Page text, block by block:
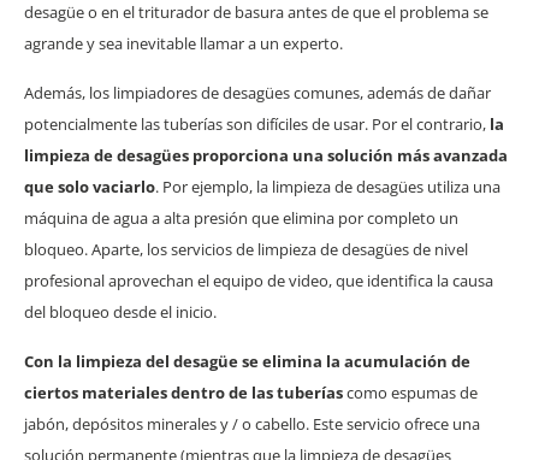
desagüe o en el triturador de basura antes de que el problema se
agrande y sea inevitable llamar a un experto.
Además, los limpiadores de desagües comunes, además de dañar
potencialmente las tuberías son difíciles de usar. Por el contrario, la
limpieza de desagües proporciona una solución más avanzada
que solo vaciarlo. Por ejemplo, la limpieza de desagües utiliza una
máquina de agua a alta presión que elimina por completo un
bloqueo. Aparte, los servicios de limpieza de desagües de nivel
profesional aprovechan el equipo de video, que identifica la causa
del bloqueo desde el inicio.
Con la limpieza del desagüe se elimina la acumulación de
ciertos materiales dentro de las tuberíascomo espumas de
jabón, depósitos minerales y / o cabello. Este servicio ofrece una
solución permanente (mientras que la limpieza de desagües